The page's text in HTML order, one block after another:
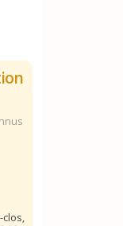
clos,